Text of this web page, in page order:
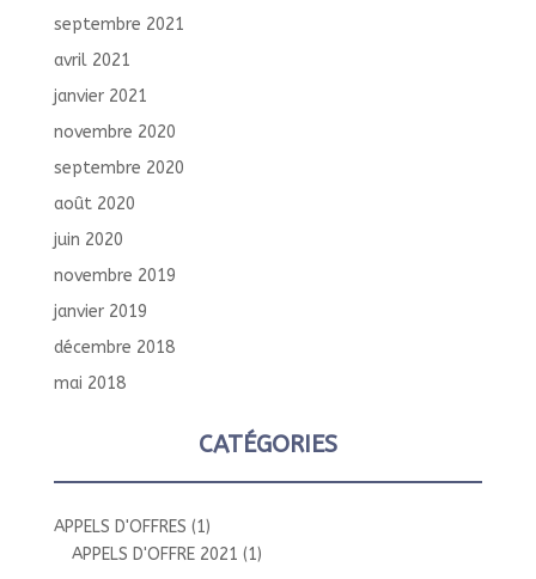
septembre 2021
avril 2021
janvier 2021
novembre 2020
septembre 2020
août 2020
juin 2020
novembre 2019
janvier 2019
décembre 2018
mai 2018
CATÉGORIES
APPELS D'OFFRES (1)
APPELS D'OFFRE 2021 (1)